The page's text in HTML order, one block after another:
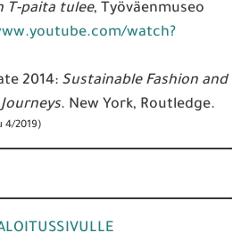
T-paita tulee, Työväenmuseo
watch?
2014: Sustainable Fashion and
. New York, Routledge.
4/2019)